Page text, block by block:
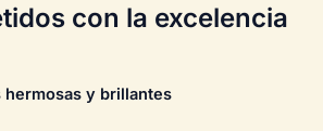
con la excelencia
hermosas y brillantes